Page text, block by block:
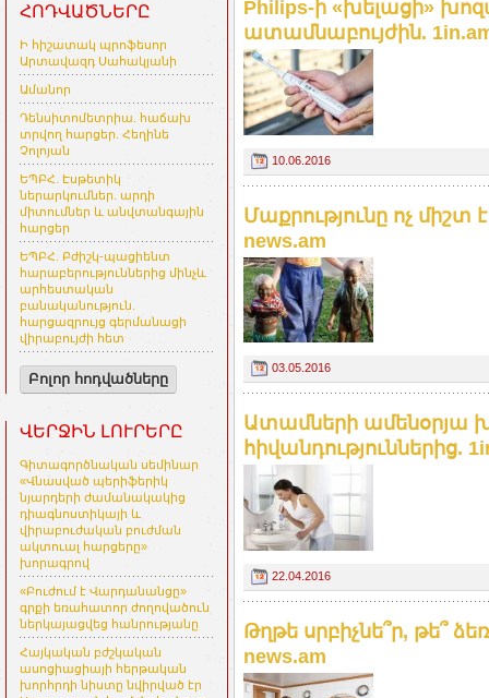
ՀՈԴՎԱԾՆԵՐԸ
Ի հիշատակ պրոֆեսոր
Արտավազդ Սահակյանի
Ամանոր
Դենսիտոմետրիա. հաճախ
տրվող հարցեր. Հեղինե
Չոլոյան
ԵՊԲՀ. Էսթետիկ
ներարկումներ. արդի
միտումներ և անվտանգային
հարցեր
ԵՊԲՀ. Բժիշկ-պացիենտ
հարաբերություններից մինչև
արհեստական
բանականություն.
հարցազրույց գերմանացի
վիրաբույժի հետ
Բոլոր հոդվածները
ՎԵՐՋԻՆ ԼՈՒՐԵՐԸ
Գիտագործնական սեմինար
«Վնասված պերիֆերիկ
նյարդերի ժամանակակից
դիագնոստիկայի և
վիրաբուժական բուժման
ակտուալ հարցերը»
խորագրով
«Բուժում է Վարդանանցը»
գրքի եռահատոր ժողովածուն
ներկայացվեց հանրությանը
Հայկական բժշկական
ասոցիացիայի հերթական
խորհրդի նիստը նվիրված էր
Philips-ի «խելացի»
ատամնաբույժին.
10.06.2016
Մաքրությունը ոչ միշտ
news.am
03.05.2016
Ատամների ամենօրյա
հիվանդություններից.
22.04.2016
Թղթե սրբիչնե՞ր, թե՞
news.am